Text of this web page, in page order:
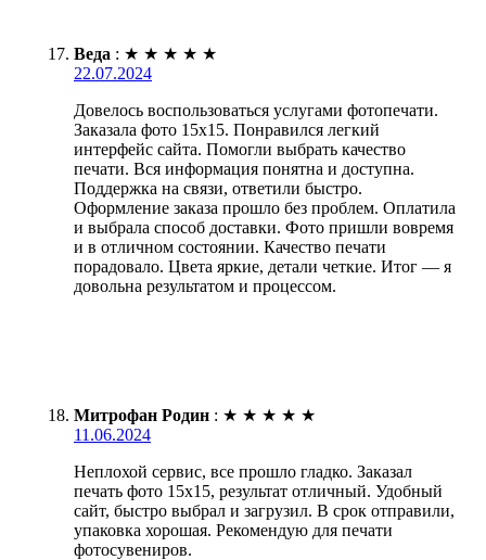
Веда : ★ ★ ★ ★ ★
22.07.2024
Довелось воспользоваться услугами фотопечати.
Заказала фото 15х15. Понравился легкий
интерфейс сайта. Помогли выбрать качество
печати. Вся информация понятна и доступна.
Поддержка на связи, ответили быстро.
Оформление заказа прошло без проблем. Оплатила
и выбрала способ доставки. Фото пришли вовремя
и в отличном состоянии. Качество печати
порадовало. Цвета яркие, детали четкие. Итог — я
довольна результатом и процессом.
Митрофан Родин : ★ ★ ★ ★ ★
11.06.2024
Неплохой сервис, все прошло гладко. Заказал
печать фото 15х15, результат отличный. Удобный
сайт, быстро выбрал и загрузил. В срок отправили,
упаковка хорошая. Рекомендую для печати
фотосувениров.